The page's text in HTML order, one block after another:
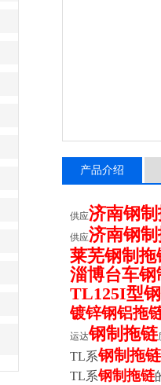
产品介绍
供应济南钢
供应济南钢
莱芜钢制
淄博台车
TL125I型
镀锌钢铝拖
运达钢制拖链
TL系钢制拖链
TL系钢制拖链